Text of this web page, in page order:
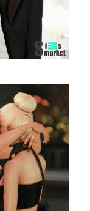
от llazyneiph для
или Dynamic